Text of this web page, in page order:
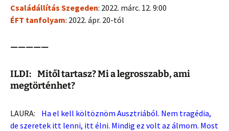
Családállítás Szegeden: 2022. márc. 12. 9:00
ÉFT tanfolyam: 2022. ápr. 20-tól
—————
ILDI: Mitől tartasz? Mi a legrosszabb, ami
megtörténhet?
LAURA: Ha el kell költöznöm Ausztriából. Nem tragédia,
de szeretek itt lenni, itt élni. Mindig ez volt az álmom. Most